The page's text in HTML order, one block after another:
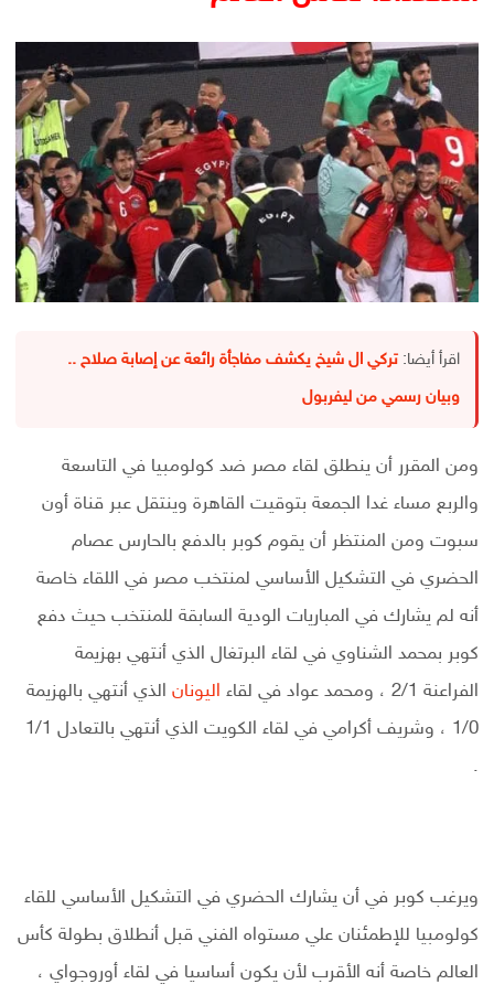
اقرأ أيضا: تركي ال شيخ يكشف مفاجأة رائعة عن إصابة صلاح ..
وبيان رسمي من ليفربول
ومن المقرر أن ينطلق لقاء مصر ضد كولومبيا في التاسعة
والربع مساء غدا الجمعة بتوقيت القاهرة وينتقل عبر قناة أون
سبوت ومن المنتظر أن يقوم كوبر بالدفع بالحارس عصام
الحضري في التشكيل الأساسي لمنتخب مصر في اللقاء خاصة
أنه لم يشارك في المباريات الودية السابقة للمنتخب حيث دفع
كوبر بمحمد الشناوي في لقاء البرتغال الذي أنتهي بهزيمة
الفراعنة 2/1 ، ومحمد عواد في لقاء
اليونان الذي أنتهي بالهزيمة
1/0 ، وشريف أكرامي في لقاء الكويت الذي أنتهي بالتعادل 1/1
.
ويرغب كوبر في أن يشارك الحضري في التشكيل الأساسي للقاء
كولومبيا للإطمئنان علي مستواه الفني قبل أنطلاق بطولة كأس
العالم خاصة أنه الأقرب لأن يكون أساسيا في لقاء أوروجواي ،